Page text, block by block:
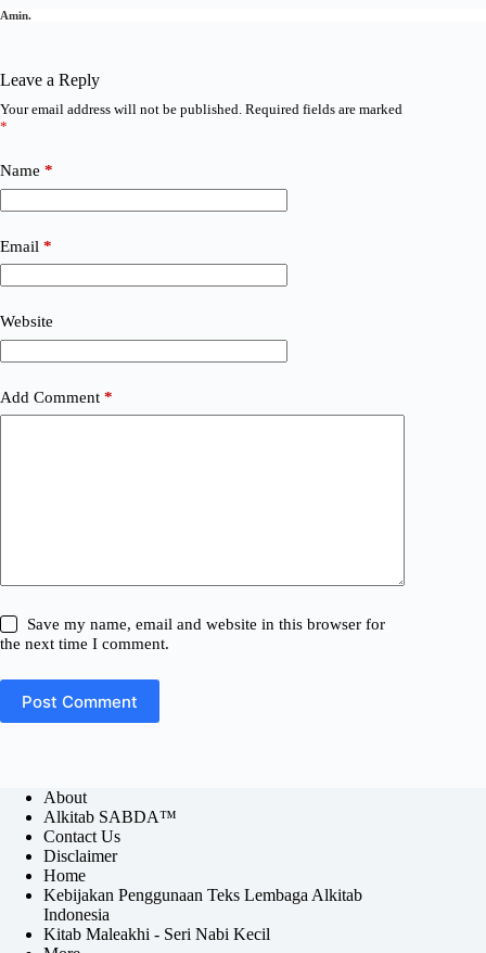
Amin.
Leave a Reply
Your email address will not be published. Required fields are marked
*
Name *
Email *
Website
Add Comment *
Save my name, email and website in this browser for
the next time I comment.
Post Comment
About
Alkitab SABDA™
Contact Us
Disclaimer
Home
Kebijakan Penggunaan Teks Lembaga Alkitab
Indonesia
Kitab Maleakhi - Seri Nabi Kecil